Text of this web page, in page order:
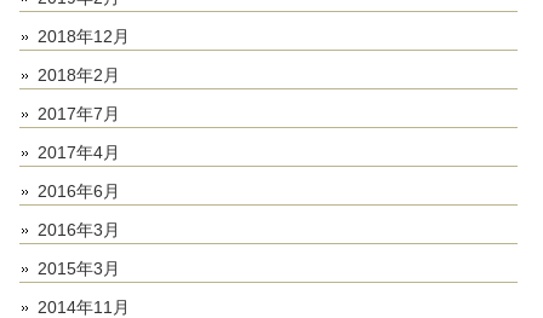
2018年12月
2018年2月
2017年7月
2017年4月
2016年6月
2016年3月
2015年3月
2014年11月